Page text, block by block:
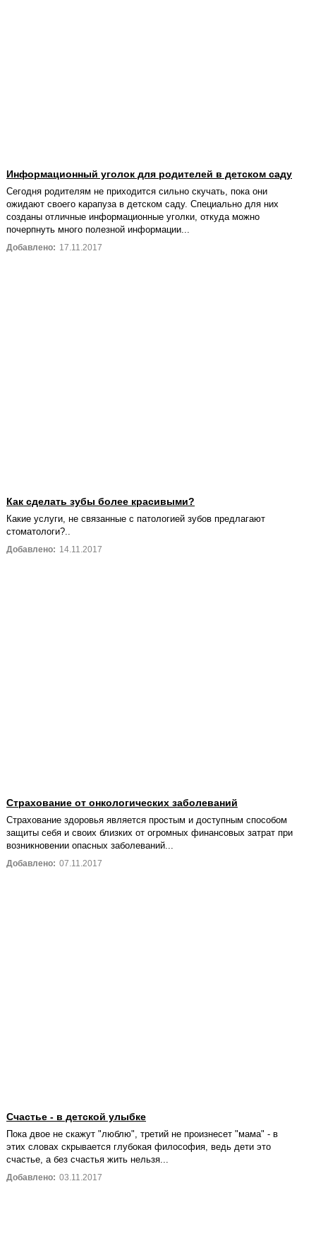
Информационный уголок для родителей в детском саду
Сегодня родителям не приходится сильно скучать, пока они
ожидают своего карапуза в детском саду. Специально для них
созданы отличные информационные уголки, откуда можно
почерпнуть много полезной информации...
Добавлено: 17.11.2017
Как сделать зубы более красивыми?
Какие услуги, не связанные с патологией зубов предлагают
стоматологи?..
Добавлено: 14.11.2017
Страхование от онкологических заболеваний
Страхование здоровья является простым и доступным способом
защиты себя и своих близких от огромных финансовых затрат при
возникновении опасных заболеваний...
Добавлено: 07.11.2017
Счастье - в детской улыбке
Пока двое не скажут "люблю", третий не произнесет "мама" - в
этих словах скрывается глубокая философия, ведь дети это
счастье, а без счастья жить нельзя...
Добавлено: 03.11.2017